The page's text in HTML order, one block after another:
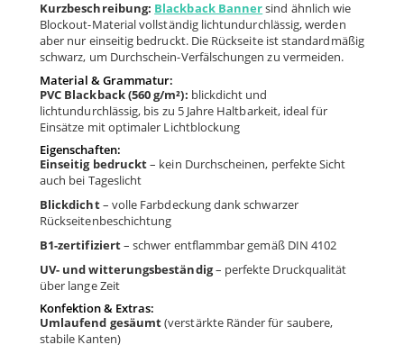
Kurzbeschreibung: Blackback Bannersind ähnlich wie
Blockout-Material vollständig lichtundurchlässig, werden
aber nur einseitig bedruckt. Die Rückseite ist standardmäßig
schwarz, um Durchschein-Verfälschungen zu vermeiden.
Material & Grammatur:
PVC Blackback (560 g/m²): blickdicht und
lichtundurchlässig, bis zu 5 Jahre Haltbarkeit, ideal für
Einsätze mit optimaler Lichtblockung
Eigenschaften:
Einseitig bedruckt– kein Durchscheinen, perfekte Sicht
auch bei Tageslicht
Blickdicht– volle Farbdeckung dank schwarzer
Rückseitenbeschichtung
B1-zertifiziert– schwer entflammbar gemäß DIN 4102
UV- und witterungsbeständig– perfekte Druckqualität
über lange Zeit
Konfektion & Extras:
Umlaufend gesäumt(verstärkte Ränder für saubere,
stabile Kanten)